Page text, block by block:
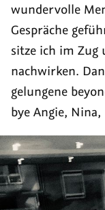
wundervolle
Gespräche
sitze ich im Zug
nachwirken.
gelungene
bye Angie,